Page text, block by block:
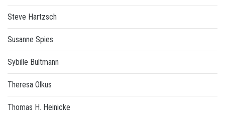
Steve Hartzsch
Susanne Spies
Sybille Bultmann
Theresa Olkus
Thomas H. Heinicke